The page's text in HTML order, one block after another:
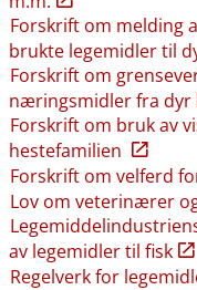
Forskrift om melding
brukte legemidler til
Forskrift om
næringsmidler fra dyr
Forskrift om bruk av
hestefamilien
Forskrift om velferd
Lov om veterinærer
av legemidler til fisk
Regelverk for